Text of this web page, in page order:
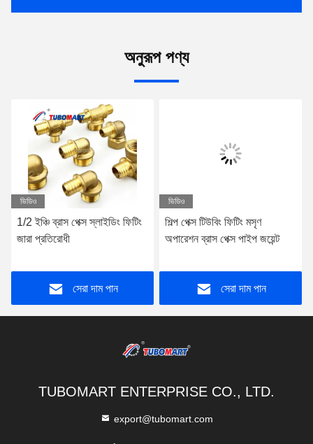
অনুরূপ পণ্য
ভিডিও
1/2 ইঞ্চি ব্রাস পেক্স স্লাইডিং ফিটিং
জারা প্রতিরোধী
সেরা দাম পান
ভিডিও
শিল্প পেক্স টিউবিং ফিটিং মসৃণ
অপারেশন ব্রাস পেক্স পাইপ জয়েন্ট
সেরা দাম পান
TUBOMART ENTERPRISE CO., LTD.
export@tubomart.com